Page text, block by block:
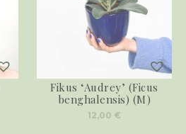
Fikus ‘Audrey’ (Ficus
benghalensis) (M)
12,00 €